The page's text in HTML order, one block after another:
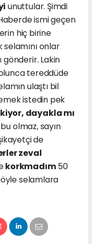
unuttular. Şimdi
ismi geçen
hiç birine
onlar
Lakin
tereddüde
ulaştı bil
istedin pek
dayakla mı
olmaz, sayın
de
zeval
korkmadım50
selamlara